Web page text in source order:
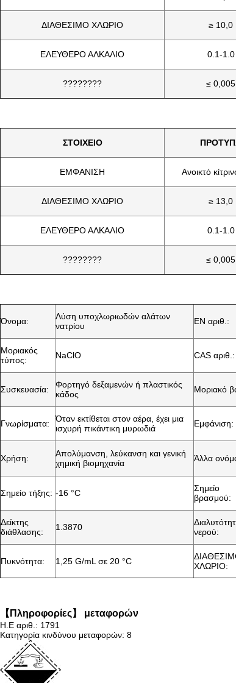
ΔΙΑΘΕΣΙΜΟ ΧΛΩΡΙΟ ≥ 10,0
ΕΛΕΥΘΕΡΟ ΑΛΚΑΛΙΟ 0.1-1.0
???????? ≤ 0,005
ΣΤΟΙΧΕΙΟ
ΕΜΦΑΝΙΣΗ Ανοικτό
ΔΙΑΘΕΣΙΜΟ ΧΛΩΡΙΟ ≥ 13,0
ΕΛΕΥΘΕΡΟ ΑΛΚΑΛΙΟ 0.1-1.0
???????? ≤ 0,005
Όνομα:
Λύση υποχλωριωδών αλάτων
νατρίου
EN αριθ.:
Μοριακός
τύπος:
NaClO CAS αριθ.:
Συσκευασία:
Φορτηγό δεξαμενών ή πλαστικός
κάδος
Μοριακό
Γνωρίσματα:
Όταν εκτίθεται στον αέρα, έχει μια
ισχυρή πικάντικη μυρωδιά
Εμφάνιση:
Χρήση:
Απολύμανση, λεύκανση και γενική
χημική βιομηχανία
Άλλα
Σημείο τήξης: -16 °C
Σημείο
βρασμού:
Δείκτης
διάθλασης:
1.3870
νερού:
Πυκνότητα: 1,25 G/mL σε 20 °C
ΧΛΩΡΙΟ:
【Πληροφορίες】 μεταφορών
Η.Ε αριθ.: 1791
Κατηγορία κινδύνου μεταφορών: 8